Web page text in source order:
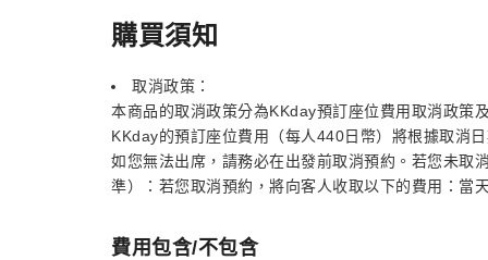
購買須知
取消政策：
本商品的取消政策分為KKday預訂座位費用取消政策
KKday的預訂座位費用（每人440日幣）將根據取消
如您無法出席，請務必在出發前取消預約。若您未取
準）：若您取消預約，將向客人收取以下的費用：當
費用包含/不包含